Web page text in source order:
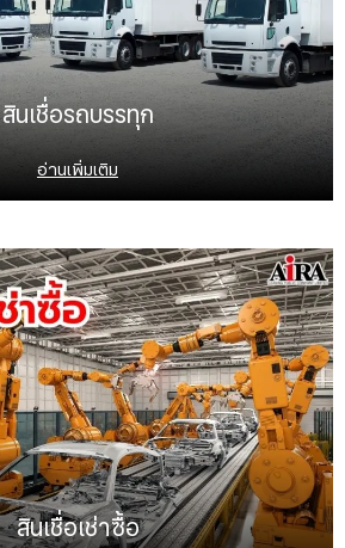
สินเชื่อรถบรรทุก
อ่านเพิ่มเติม
สินเชื่อเช่าซื้อ